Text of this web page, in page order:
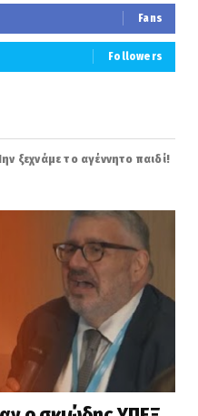
Fans
Followers
ξεχνάμε το αγέννητο παιδί!